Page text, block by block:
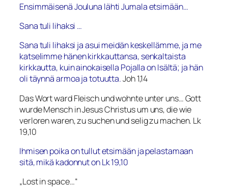
Ensimmäisenä Jouluna lähti Jumala etsimään…
Sana tuli lihaksi …
Sana tuli lihaksi ja asui meidän keskellämme, ja me
katselimme hänen kirkkauttansa, senkaltaista
kirkkautta, kuin ainokaisella Pojalla on Isältä; ja hän
oli täynnä armoa ja totuutta.Joh 1,14
Das Wort ward Fleisch und wohnte unter uns… Gott
wurde Mensch in Jesus Christus um uns, die wie
verloren waren, zu suchen und selig zu machen. Lk
19,10
Ihmisen poika on tullut etsimään ja pelastamaan
sitä, mikä kadonnut onLk 19,10
„Lost in space…“